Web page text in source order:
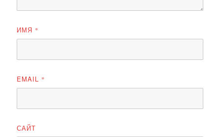
ИМЯ *
EMAIL *
САЙТ